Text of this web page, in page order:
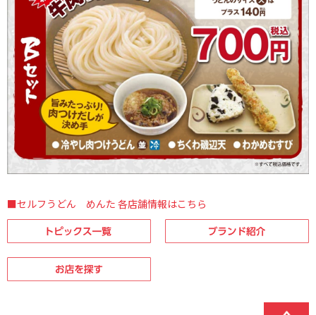
■セルフうどん めんた 各店舗情報はこちら